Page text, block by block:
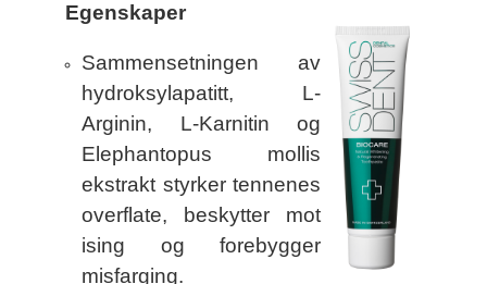
Egenskaper
Sammensetningen av
hydroksylapatitt, L-
Arginin, L-Karnitin og
Elephantopus mollis
ekstrakt styrker tennenes
overflate, beskytter mot
ising og forebygger
misfarging.